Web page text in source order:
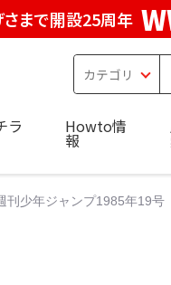
さまで開設25周年
ラ Howto情
報
刊少年ジャンプ1985年19